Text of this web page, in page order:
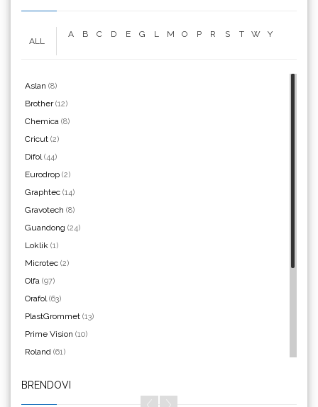
ALL
A B C D E G L M O P R S T W Y
Aslan (8)
Brother(12)
Chemica (8)
Cricut (2)
Difol(44)
Eurodrop (2)
Graphtec (14)
Gravotech (8)
Guandong (24)
Loklik (1)
Microtec (2)
Olfa (97)
Orafol(63)
PlastGrommet (13)
Prime Vision (10)
Roland (61)
Silhouette(3)
Siser
BRENDOVI
Bordeaux